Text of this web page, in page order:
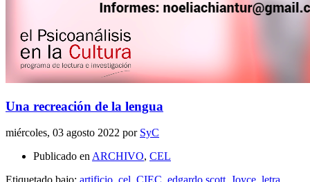
Una recreación de la lengua
miércoles, 03 agosto 2022 por SyC
Publicado enARCHIVO, CEL